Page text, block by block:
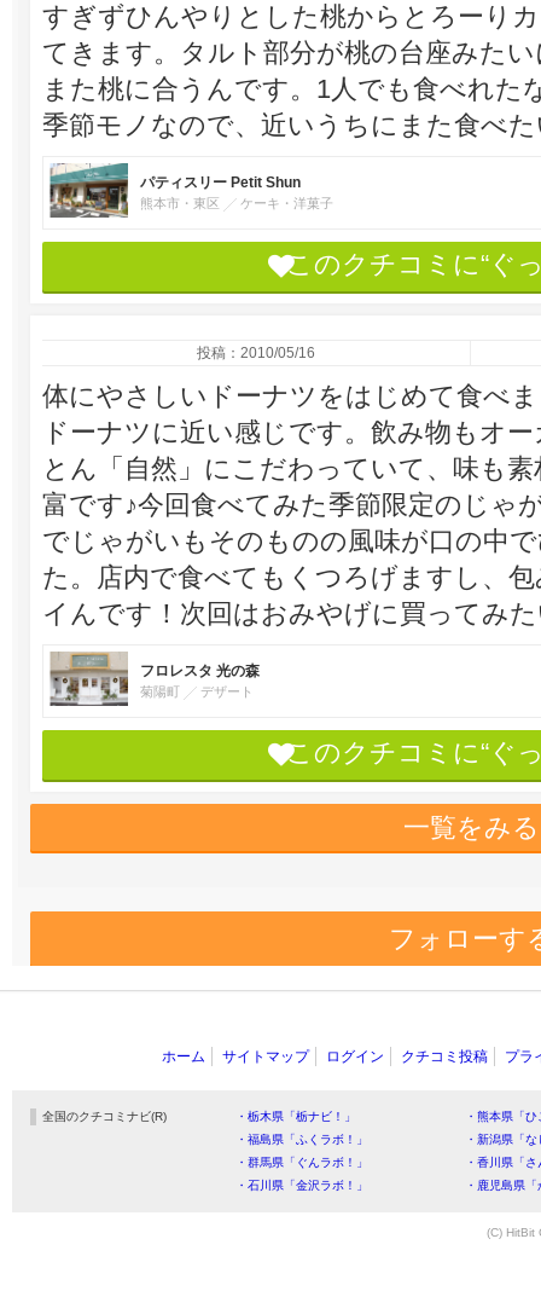
すぎずひんやりとした桃からとろーり
てきます。タルト部分が桃の台座みた
また桃に合うんです。1人でも食べれた
季節モノなので、近いうちにまた食べ
パティスリー Petit Shun
熊本市・東区 ケーキ・洋菓子
このクチコミに“ぐ
投稿：2010/05/16
体にやさしいドーナツをはじめて食べ
ドーナツに近い感じです。飲み物もオ
とん「自然」にこだわっていて、味も
富です♪今回食べてみた季節限定のじゃ
でじゃがいもそのものの風味が口の中
た。店内で食べてもくつろげますし、
イんです！次回はおみやげに買ってみ
フロレスタ 光の森
菊陽町 デザート
このクチコミに“ぐ
一覧をみる
フォローす
ホーム サイトマップ ログイン クチコミ投稿 プラ
全国のクチコミナビ(R) ・栃木県「栃ナビ！」
・熊本県「
・福島県「ふくラボ！」
・新潟県「
・群馬県「ぐんラボ！」
・香川県「
・石川県「金沢ラボ！」
・鹿児島県
(C) HitBit